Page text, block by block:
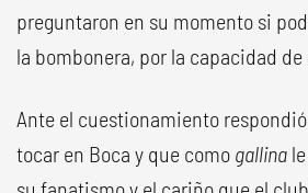
preguntaron en su momento si
la bombonera, por la capacidad
Ante el cuestionamiento
tocar en Boca y que como gallina